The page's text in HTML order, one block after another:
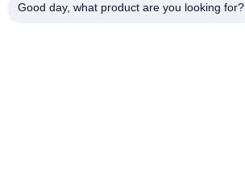
Good day, what product are you looking for?